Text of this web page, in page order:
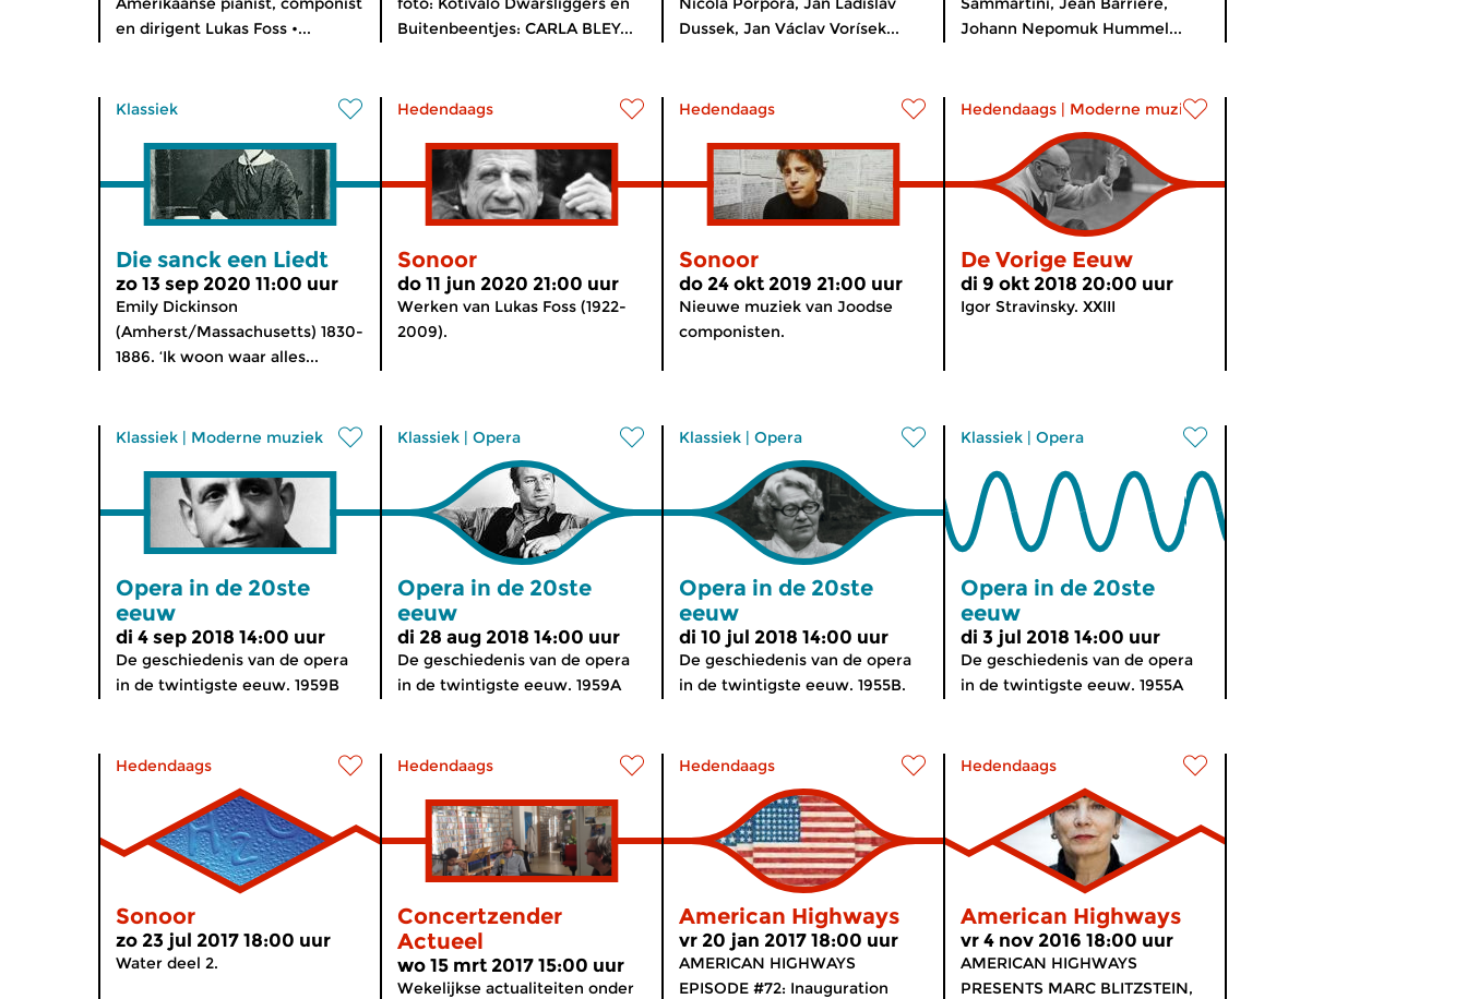
en dirigent Lukas Foss •...
Buitenbeentjes: CARLA BLEY...
Dussek, Jan Václav Vorísek...
Johann Nepomuk Hummel...
Klassiek
Die sanck een Liedt
zo 13 sep 2020 11:00 uur
Emily Dickinson
(Amherst/Massachusetts) 1830-
1886. ‘Ik woon waar alles...
Hedendaags
Sonoor
do 11 jun 2020 21:00 uur
Werken van Lukas Foss (1922-
2009).
Hedendaags
Sonoor
do 24 okt 2019 21:00 uur
Nieuwe muziek van Joodse
componisten.
Hedendaags | Moderne muziek
De Vorige Eeuw
di 9 okt 2018 20:00 uur
Igor Stravinsky. XXIII
Klassiek | Moderne muziek
Opera in de 20ste
eeuw
di 4 sep 2018 14:00 uur
De geschiedenis van de opera
in de twintigste eeuw. 1959B
Klassiek | Opera
Opera in de 20ste
eeuw
di 28 aug 2018 14:00 uur
De geschiedenis van de opera
in de twintigste eeuw. 1959A
Klassiek | Opera
Opera in de 20ste
eeuw
di 10 jul 2018 14:00 uur
De geschiedenis van de opera
in de twintigste eeuw. 1955B.
Klassiek | Opera
Opera in de 20ste
eeuw
di 3 jul 2018 14:00 uur
De geschiedenis van de opera
in de twintigste eeuw. 1955A
Hedendaags
Sonoor
zo 23 jul 2017 18:00 uur
Water deel 2.
Hedendaags
Concertzender
Actueel
wo 15 mrt 2017 15:00 uur
Wekelijkse actualiteiten onder
Hedendaags
American Highways
vr 20 jan 2017 18:00 uur
AMERICAN HIGHWAYS
EPISODE #72: Inauguration
Hedendaags
American Highways
vr 4 nov 2016 18:00 uur
AMERICAN HIGHWAYS
PRESENTS MARC BLITZSTEIN,